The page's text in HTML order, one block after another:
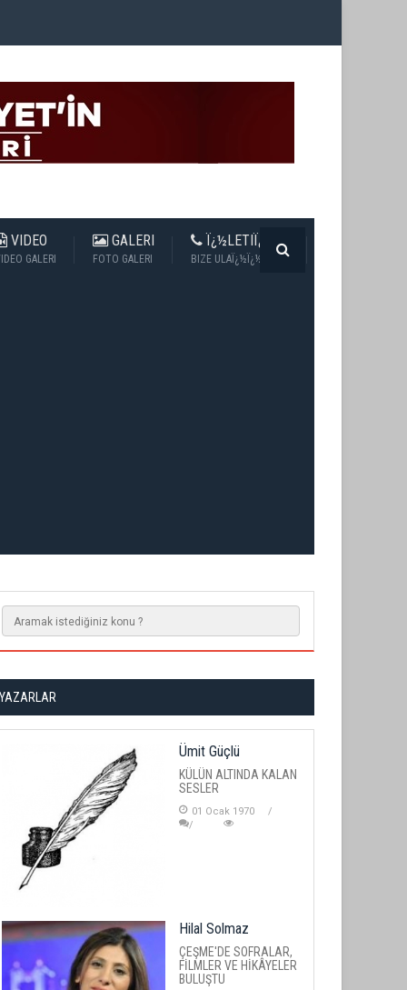
VIDEO
GALERI
GALERI
FOTO GALERI
Ï¿½LETIÏ¿½IM
BIZE ULAÏ¿½Ï¿½N
YAZARLAR
Ümit Güçlü
KÜLÜN ALTINDA KALAN
SESLER
01 Ocak 1970
Hilal Solmaz
ÇEŞME'DE SOFRALAR,
FİLMLER VE HİKÂYELER
BULUŞTU